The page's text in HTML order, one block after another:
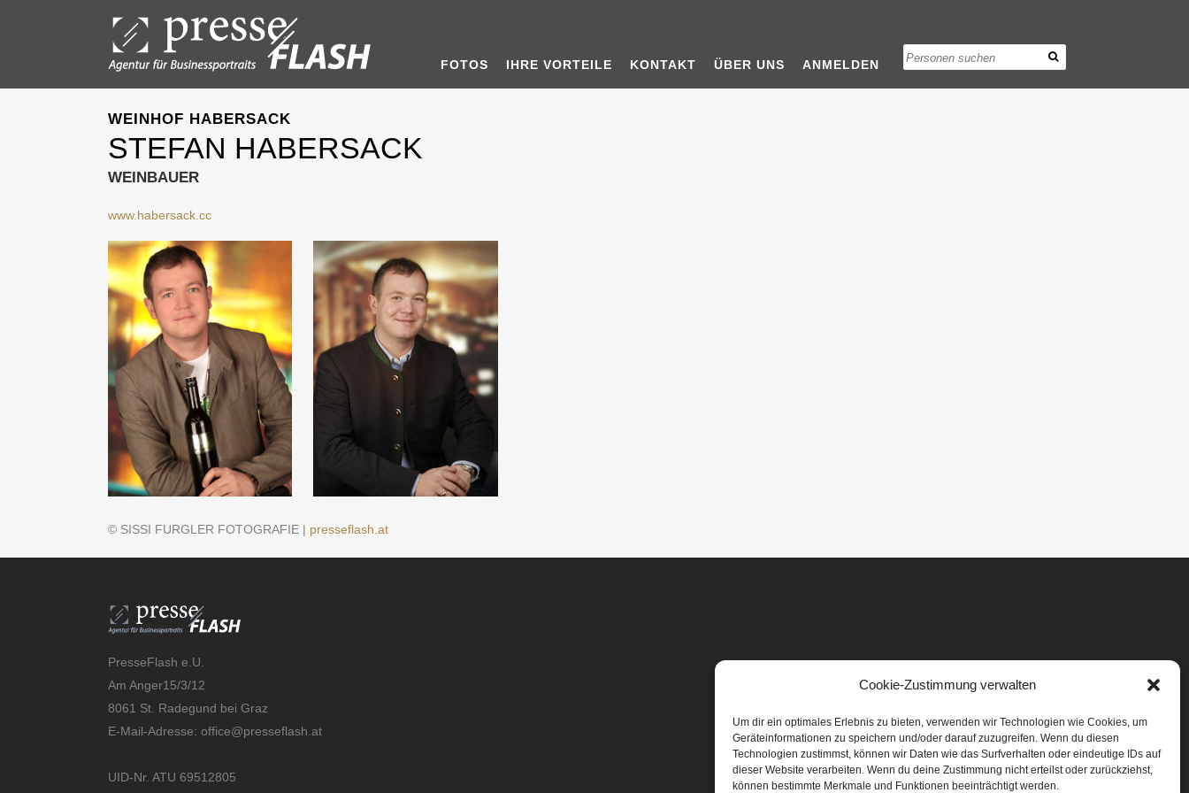
Cookie-Zustimmung verwalten
Um dir ein optimales Erlebnis zu bieten, verwenden wir Technologien wie Cookies, um
Geräteinformationen zu speichern und/oder darauf zuzugreifen. Wenn du diesen
Technologien zustimmst, können wir Daten wie das Surfverhalten oder eindeutige IDs auf
dieser Website verarbeiten. Wenn du deine Zustimmung nicht erteilst oder zurückziehst,
können bestimmte Merkmale und Funktionen beeinträchtigt werden.
FOTOS IHRE VORTEILE KONTAKT ÜBER UNS ANMELDEN
WEINHOF HABERSACK
STEFAN HABERSACK
WEINBAUER
www.habersack.cc
© SISSI FURGLER FOTOGRAFIE | presseflash.at
PresseFlash e.U.
Am Anger15/3/12
8061 St. Radegund bei Graz
E-Mail-Adresse: office@presseflash.at
UID-Nr. ATU 69512805